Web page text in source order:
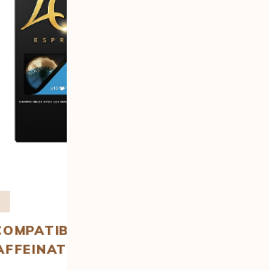
NESPRESSO*
– L’OR ESPRESSO